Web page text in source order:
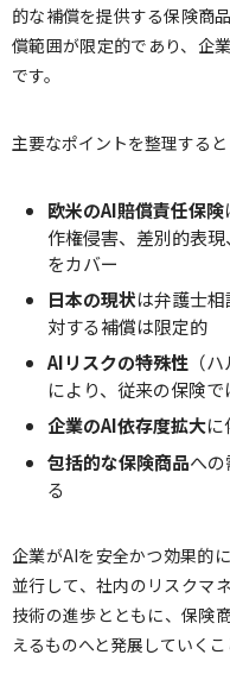
的な補償を提供する保険商
償範囲が限定的であり、企
です。
主要なポイントを整理すると
欧米のAI賠償責任保険
作権侵害、差別的表
をカバー
日本の現状は弁護士
対する補償は限定的
AIリスクの特殊性 （
により、従来の保険
企業のAI依存度拡大
包括的な保険商品へ
る
企業がAIを安全かつ効果的
並行して、社内のリスクマ
技術の進歩とともに、保険
えるものへと発展していくこ